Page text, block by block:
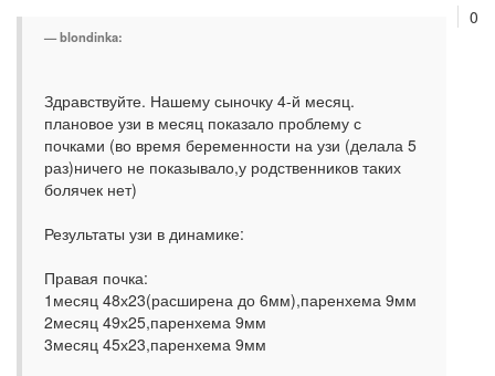
0
blondinka:
Здравствуйте. Нашему сыночку 4-й месяц.
плановое узи в месяц показало проблему с
почками (во время беременности на узи (делала 5
раз)ничего не показывало,у родственников таких
болячек нет)
Результаты узи в динамике:
Правая почка:
1месяц 48х23(расширена до 6мм),паренхема 9мм
2месяц 49х25,паренхема 9мм
3месяц 45х23,паренхема 9мм